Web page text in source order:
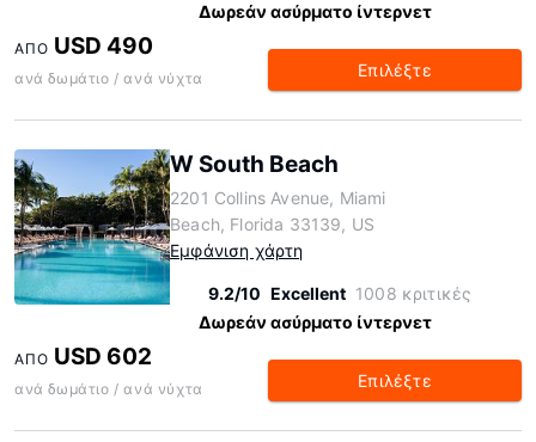
Δωρεάν ασύρματο ίντερνετ
ΑΠΌ USD 490
ανά δωμάτιο / ανά νύχτα Επιλέξτε
W South Beach
2201 Collins Avenue, Miami
Beach, Florida 33139, US
Εμφάνιση χάρτη
9.2/10 Excellent 1008 κριτικές
Δωρεάν ασύρματο ίντερνετ
ΑΠΌ USD 602
ανά δωμάτιο / ανά νύχτα Επιλέξτε